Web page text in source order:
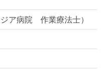
ア病院 作業療法士）